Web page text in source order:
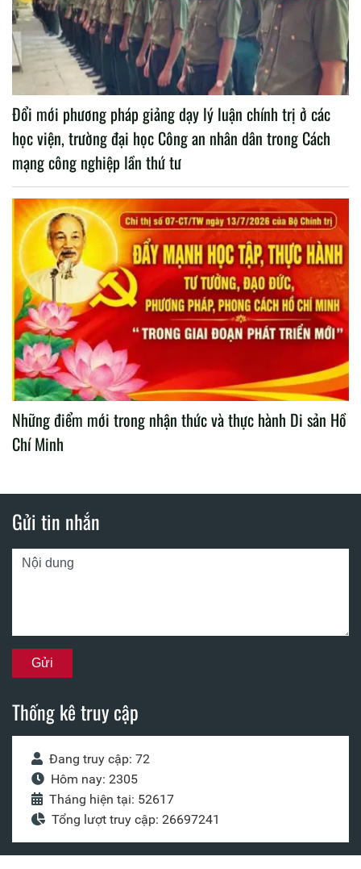
Đổi mới phương pháp giảng dạy lý luận chính trị ở các
học viện, trường đại học Công an nhân dân trong Cách
mạng công nghiệp lần thứ tư
Những điểm mới trong nhận thức và thực hành Di sản Hồ
Chí Minh
Gửi tin nhắn
Thống kê truy cập
Đang truy cập: 72
Hôm nay: 2305
Tháng hiện tại: 52617
Tổng lượt truy cập: 26697241